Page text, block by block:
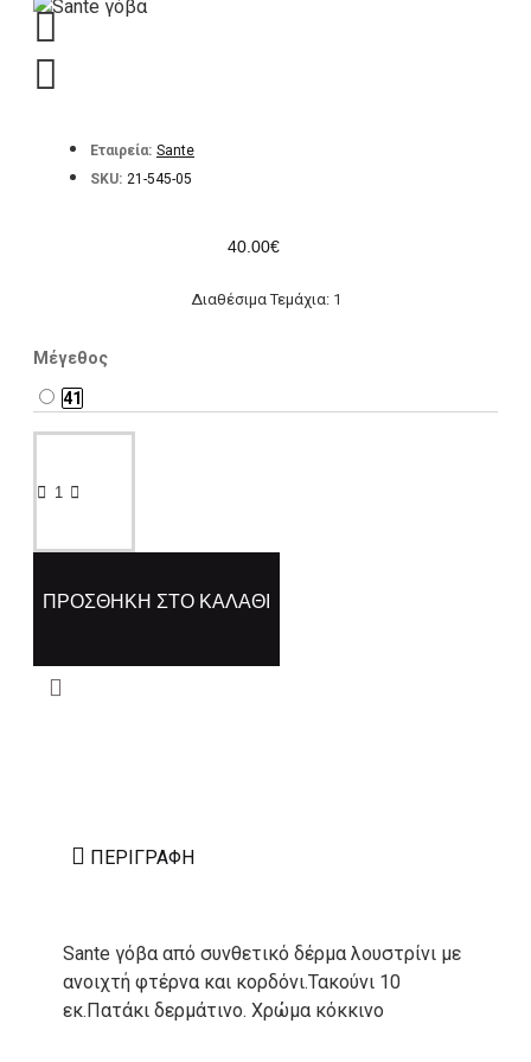
Εταιρεία: Sante
SKU: 21-545-05
40.00€
Διαθέσιμα Τεμάχια: 1
Μέγεθος
41
ΠΡΟΣΘΉΚΗ ΣΤΟ ΚΑΛΆΘΙ
ΠΕΡΙΓΡΑΦΉ
Sante γόβα από συνθετικό δέρμα λουστρίνι με
ανοιχτή φτέρνα και κορδόνι.Τακούνι 10
εκ.Πατάκι δερμάτινο. Χρώμα κόκκινο